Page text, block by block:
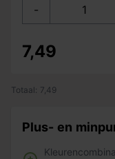
-
7,49
Totaal: 7,49
Plus- en